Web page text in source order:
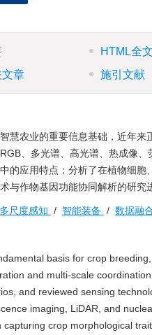
HTML全文
章
施引文献
慧农业的重要信息基础，近年
、多光谱、高光谱、热成像
的应用特点；分析了在植物细
与作物基因功能协同解析的研究
多尺度感知 / 智能装备 / 数据融
basis for crop
and multi-scale
and reviewed sensing
imaging, LiDAR, and
crop morphological